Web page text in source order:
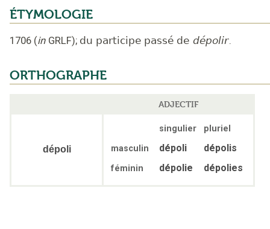
ÉTYMOLOGIE
1706 (in GRLF); du participe passé de dépolir.
ORTHOGRAPHE
ADJECTIF
dépoli
singulier
pluriel
masculin
dépoli dépolis
féminin dépolie dépolies